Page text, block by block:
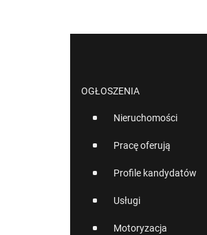
OGŁOSZENIA
Nieruchomości
Pracę oferują
Profile kandydatów
Usługi
Motoryzacja